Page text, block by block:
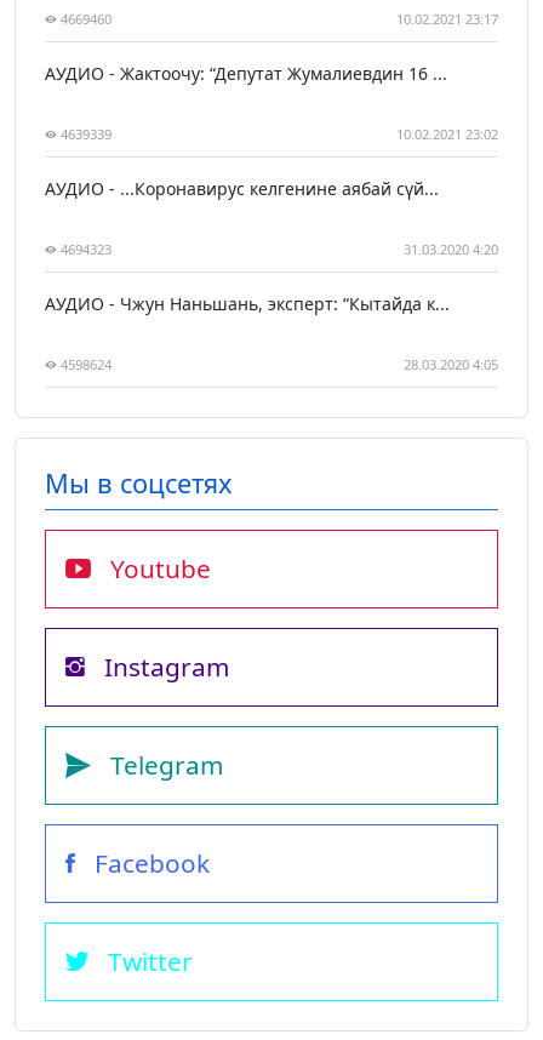
4669460 10.02.2021 23:17
АУДИО - Жактоочу: “Депутат Жумалиевдин 16 ...
4639339 10.02.2021 23:02
АУДИО - ...Коронавирус келгенине аябай сүй...
4694323 31.03.2020 4:20
АУДИО - Чжун Наньшань, эксперт: “Кытайда к...
4598624 28.03.2020 4:05
Мы в соцсетях
Youtube
Instagram
Telegram
Facebook
Twitter